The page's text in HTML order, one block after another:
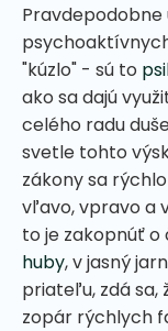
"kúzlo" - sú to
ako sa dajú
celého radu
svetle tohto
zákony sa
vľavo, vpravo a
to je zakopnúť
huby, v jasný
priateľu, zdá sa,
zopár rýchlych